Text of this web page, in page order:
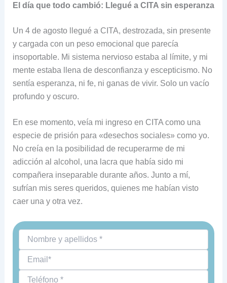
El día que todo cambió: Llegué a CITA sin esperanza
Un 4 de agosto llegué a CITA, destrozada, sin presente
y cargada con un peso emocional que parecía
insoportable. Mi sistema nervioso estaba al límite, y mi
mente estaba llena de desconfianza y escepticismo. No
sentía esperanza, ni fe, ni ganas de vivir. Solo un vacío
profundo y oscuro.
En ese momento, veía mi ingreso en CITA como una
especie de prisión para «desechos sociales» como yo.
No creía en la posibilidad de recuperarme de mi
adicción al alcohol, una lacra que había sido mi
compañera inseparable durante años. Junto a mí,
sufrían mis seres queridos, quienes me habían visto
caer una y otra vez.